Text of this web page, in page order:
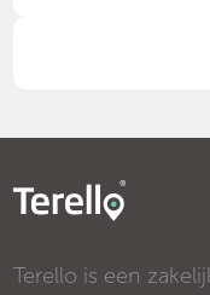
Terello is een